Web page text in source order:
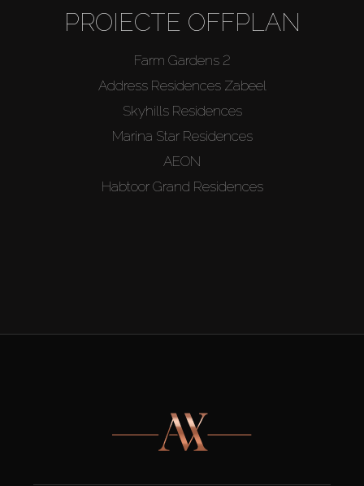
PROIECTE OFFPLAN
Farm Gardens 2
Address Residences Zabeel
Skyhills Residences
Marina Star Residences
AEON
Habtoor Grand Residences